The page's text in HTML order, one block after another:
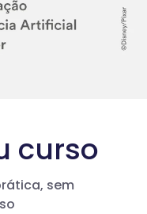
curso
sem